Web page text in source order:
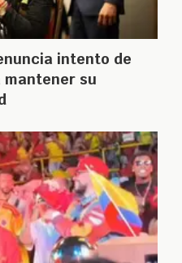
intento de
mantener su